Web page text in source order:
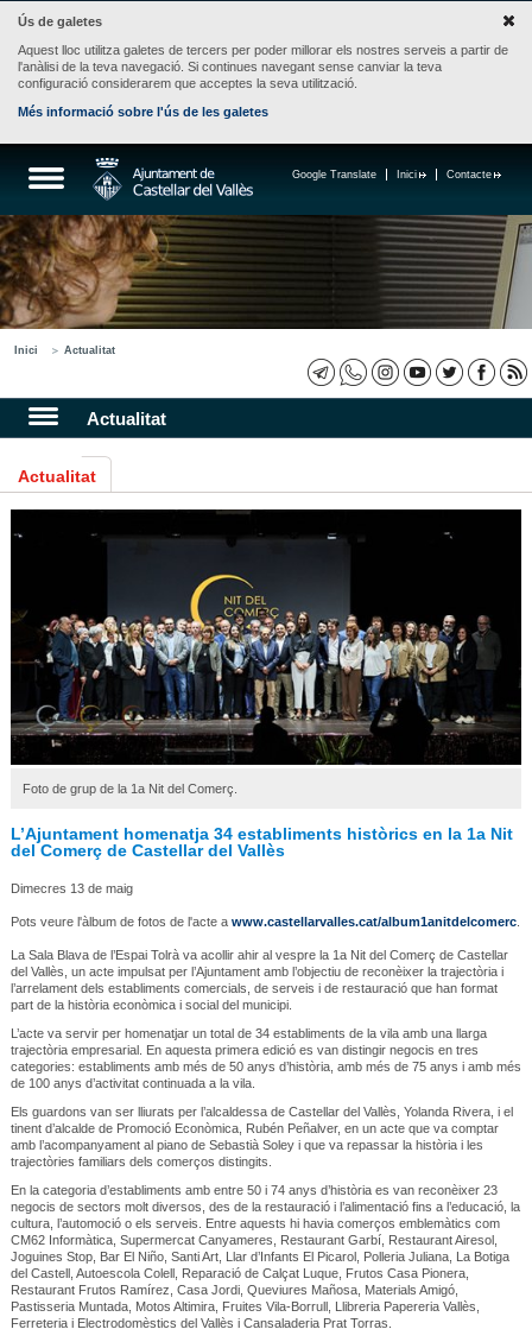
Ús de galetes
Aquest lloc utilitza galetes de tercers per poder millorar els nostres serveis a partir de
l'anàlisi de la teva navegació. Si continues navegant sense canviar la teva
configuració considerarem que acceptes la seva utilització.
Més informació sobre l'ús de les galetes
Contacte
Inici
Google Translate
Inici Actualitat
Actualitat
Actualitat
Foto de grup de la 1a Nit del Comerç.
L’Ajuntament homenatja 34 establiments històrics en la 1a Nit
del Comerç de Castellar del Vallès
Dimecres 13 de maig
Pots veure l'àlbum de fotos de l'acte a www.castellarvalles.cat/album1anitdelcomerc.
La Sala Blava de l’Espai Tolrà va acollir ahir al vespre la 1a Nit del Comerç de Castellar
del Vallès, un acte impulsat per l’Ajuntament amb l’objectiu de reconèixer la trajectòria i
l’arrelament dels establiments comercials, de serveis i de restauració que han format
part de la història econòmica i social del municipi.
L’acte va servir per homenatjar un total de 34 establiments de la vila amb una llarga
trajectòria empresarial. En aquesta primera edició es van distingir negocis en tres
categories: establiments amb més de 50 anys d’història, amb més de 75 anys i amb més
de 100 anys d’activitat continuada a la vila.
Els guardons van ser lliurats per l’alcaldessa de Castellar del Vallès, Yolanda Rivera, i el
tinent d’alcalde de Promoció Econòmica, Rubén Peñalver, en un acte que va comptar
amb l’acompanyament al piano de Sebastià Soley i que va repassar la història i les
trajectòries familiars dels comerços distingits.
En la categoria d’establiments amb entre 50 i 74 anys d’història es van reconèixer 23
negocis de sectors molt diversos, des de la restauració i l’alimentació fins a l’educació, la
cultura, l’automoció o els serveis. Entre aquests hi havia comerços emblemàtics com
CM62 Informàtica, Supermercat Canyameres, Restaurant Garbí, Restaurant Airesol,
Joguines Stop, Bar El Niño, Santi Art, Llar d’Infants El Picarol, Polleria Juliana, La Botiga
del Castell, Autoescola Colell, Reparació de Calçat Luque, Frutos Casa Pionera,
Restaurant Frutos Ramírez, Casa Jordi, Queviures Mañosa, Materials Amigó,
Pastisseria Muntada, Motos Altimira, Fruites Vila-Borrull, Llibreria Papereria Vallès,
Ferreteria i Electrodomèstics del Vallès i Cansaladeria Prat Torras.